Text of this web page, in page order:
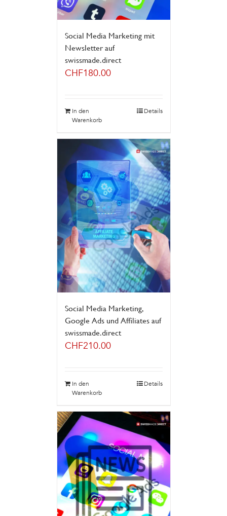
Social Media Marketing mit
Newsletter auf
swissmade.direct
CHF180.00
In den
Warenkorb
Details
Social Media Marketing,
Google Ads und Affiliates auf
swissmade.direct
CHF210.00
In den
Warenkorb
Details